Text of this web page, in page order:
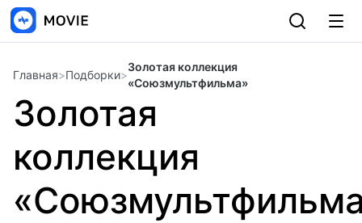
Главная>Подборки>
Золотая коллекция
«Союзмультфильма»
Золотая
коллекция